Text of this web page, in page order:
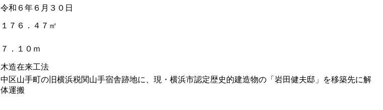
令和６年６月３０日
１７６．４７㎡
７．１０ｍ
木造在来工法
中区山手町の旧横浜税関山手宿舎跡地に、現・横浜市認定歴史的建造物の「岩田健夫邸」を移築先に解
体運搬